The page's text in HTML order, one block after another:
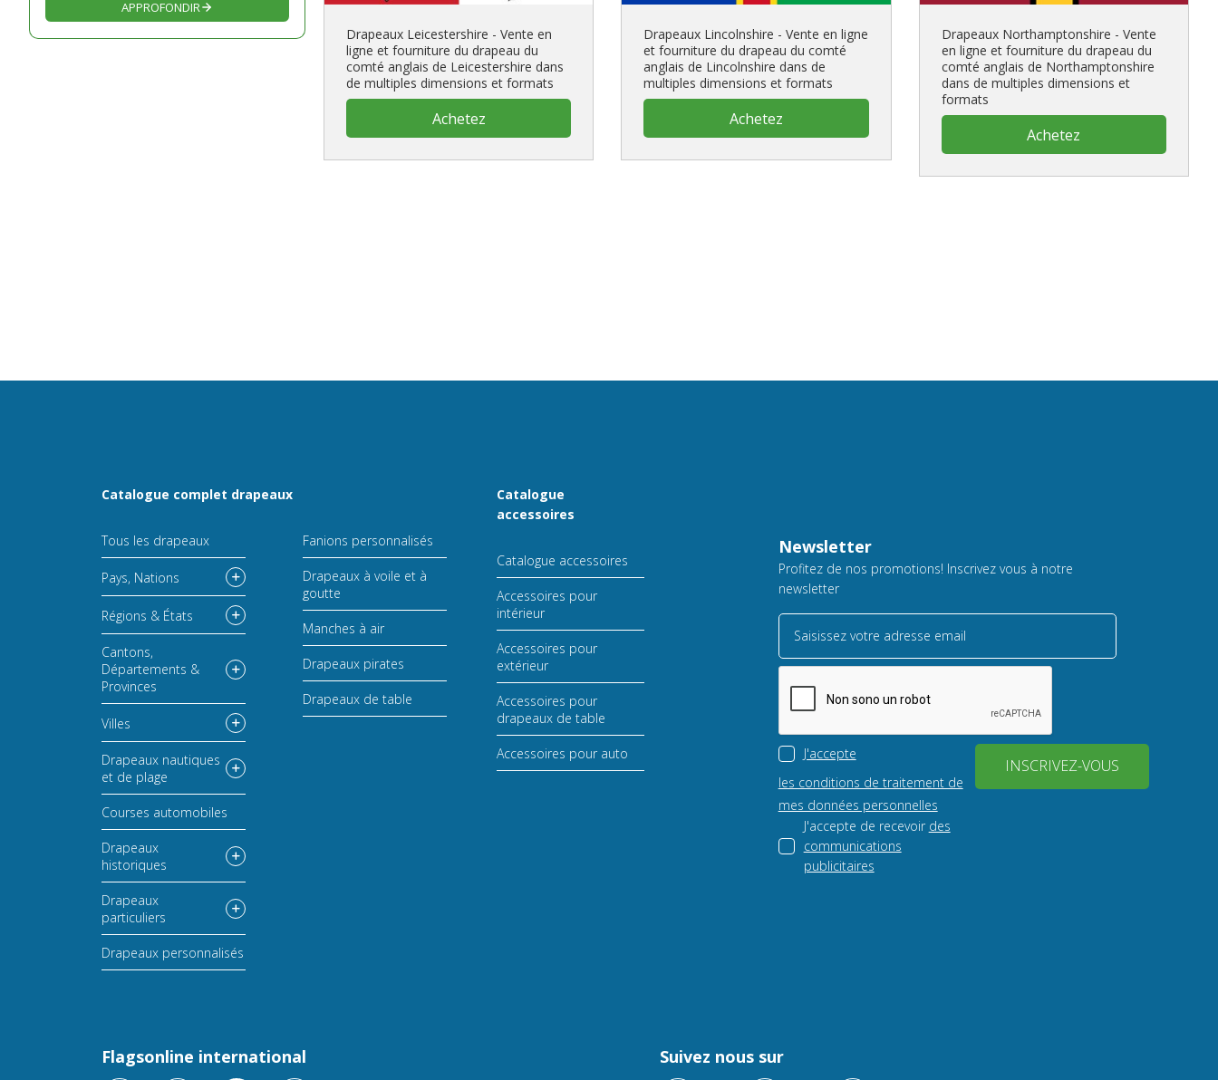
APPROFONDIR
Drapeaux Leicestershire - Vente en
ligne et fourniture du drapeau du
comté anglais de Leicestershire dans
de multiples dimensions et formats
Achetez
Drapeaux Lincolnshire - Vente en ligne
et fourniture du drapeau du comté
anglais de Lincolnshire dans de
multiples dimensions et formats
Achetez
Drapeaux Northamptonshire - Vente
en ligne et fourniture du drapeau du
comté anglais de Northamptonshire
dans de multiples dimensions et
formats
Achetez
Catalogue complet drapeaux
Tous les drapeaux
Pays, Nations
Régions & États
Cantons,
Départements &
Provinces
Villes
Drapeaux nautiques
et de plage
Courses automobiles
Drapeaux
historiques
Drapeaux
particuliers
Drapeaux personnalisés
Fanions personnalisés
Drapeaux à voile et à
goutte
Manches à air
Drapeaux pirates
Drapeaux de table
Catalogue
accessoires
Catalogue accessoires
Accessoires pour
intérieur
Accessoires pour
extérieur
Accessoires pour
drapeaux de table
Accessoires pour auto
Newsletter
Profitez de nos promotions! Inscrivez vous à notre
newsletter
Saisissez votre adresse email
J'accepte
les conditions de traitement de
mes données personnelles
J'accepte de recevoir des
communications
publicitaires
INSCRIVEZ-VOUS
Flagsonline international Suivez nous sur